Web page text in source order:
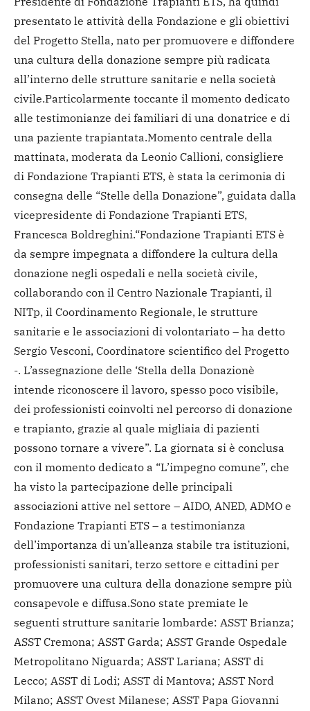
presentato le attività della Fondazione e gli obiettivi
del Progetto Stella, nato per promuovere e diffondere
una cultura della donazione sempre più radicata
all’interno delle strutture sanitarie e nella società
civile.Particolarmente toccante il momento dedicato
alle testimonianze dei familiari di una donatrice e di
una paziente trapiantata.Momento centrale della
mattinata, moderata da Leonio Callioni, consigliere
di Fondazione Trapianti ETS, è stata la cerimonia di
consegna delle “Stelle della Donazione”, guidata dalla
vicepresidente di Fondazione Trapianti ETS,
Francesca Boldreghini.“Fondazione Trapianti ETS è
da sempre impegnata a diffondere la cultura della
donazione negli ospedali e nella società civile,
collaborando con il Centro Nazionale Trapianti, il
NITp, il Coordinamento Regionale, le strutture
sanitarie e le associazioni di volontariato – ha detto
Sergio Vesconi, Coordinatore scientifico del Progetto
-. L’assegnazione delle ‘Stella della Donazionè
intende riconoscere il lavoro, spesso poco visibile,
dei professionisti coinvolti nel percorso di donazione
e trapianto, grazie al quale migliaia di pazienti
possono tornare a vivere”. La giornata si è conclusa
con il momento dedicato a “L’impegno comune”, che
ha visto la partecipazione delle principali
associazioni attive nel settore – AIDO, ANED, ADMO e
Fondazione Trapianti ETS – a testimonianza
dell’importanza di un’alleanza stabile tra istituzioni,
professionisti sanitari, terzo settore e cittadini per
promuovere una cultura della donazione sempre più
consapevole e diffusa.Sono state premiate le
seguenti strutture sanitarie lombarde: ASST Brianza;
ASST Cremona; ASST Garda; ASST Grande Ospedale
Metropolitano Niguarda; ASST Lariana; ASST di
Lecco; ASST di Lodi; ASST di Mantova; ASST Nord
Milano; ASST Ovest Milanese; ASST Papa Giovanni